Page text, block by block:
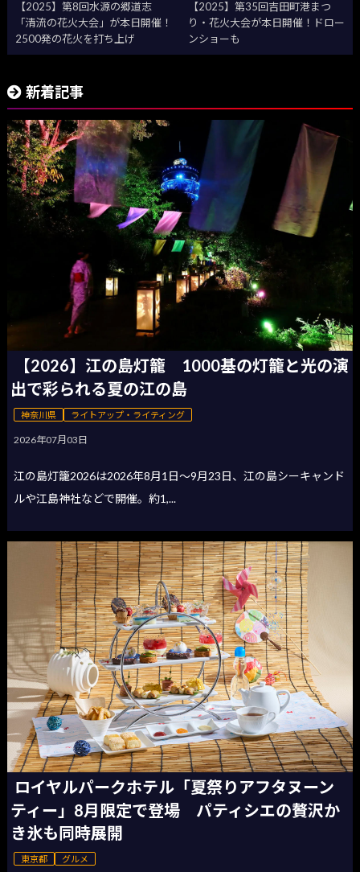
【2025】第8回水源の郷道志
「清流の花火大会」が本日開催！
2500発の花火を打ち上げ
【2025】第35回吉田町港まつ
り・花火大会が本日開催！ドロー
ンショーも
新着記事
【2026】江の島灯籠 1000基の灯籠と光の演
出で彩られる夏の江の島
神奈川県 ライトアップ・ライティング
2026年07月03日
江の島灯籠2026は2026年8月1日〜9月23日、江の島シーキャンド
ルや江島神社などで開催。約1,...
ロイヤルパークホテル「夏祭りアフタヌーン
ティー」8月限定で登場 パティシエの贅沢か
き氷も同時展開
東京都 グルメ